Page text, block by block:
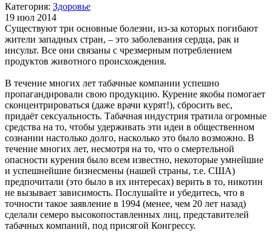
Категория: Здоровье
19 июл 2014
Существуют три основные болезни, из-за которых погибают
жители западных стран, – это заболевания сердца, рак и
инсульт. Все они связаны с чрезмерным потреблением
продуктов животного происхождения.
В течение многих лет табачные компании успешно
пропагандировали свою продукцию. Курение якобы помогает
сконцентрироваться (даже врачи курят!), сбросить вес,
придаёт сексуальность. Табачная индустрия тратила огромные
средства на то, чтобы удерживать эти идеи в общественном
сознании настолько долго, насколько это было возможно. В
течение многих лет, несмотря на то, что о смертельной
опасности курения было всем известно, некоторые умнейшие
и успешнейшие бизнесмены (нашей страны, т.е. США)
предпочитали (это было в их интересах) верить в то, никотин
не вызывает зависимость. Послушайте и убедитесь, что в
точности такое заявление в 1994 (менее, чем 20 лет назад)
сделали семеро высокопоставленных лиц, представителей
табачных компаний, под присягой Конгрессу.